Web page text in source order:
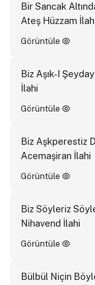
Bir Sancak
Ateş Hüzzam
Görüntüle
Biz Aşık-I
İlahi
Görüntüle
Biz Aşkperestiz
Acemaşiran İlahi
Görüntüle
Biz Söyleriz
Nihavend İlahi
Görüntüle
Bülbül Niçin